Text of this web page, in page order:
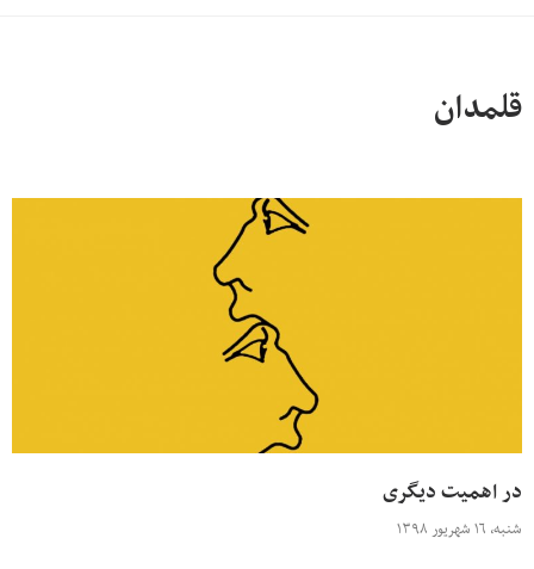
قلمدان
در اهمیت دیگری
شنبه، ۱۶ شهریور ۱۳۹۸